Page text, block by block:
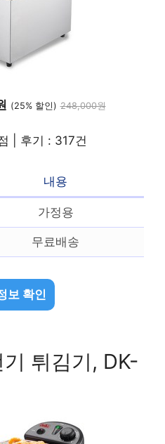
(25% 할인) 248,000원
| 후기 : 317건
내용
가정용
무료배송
보 확인
튀김기, DK-